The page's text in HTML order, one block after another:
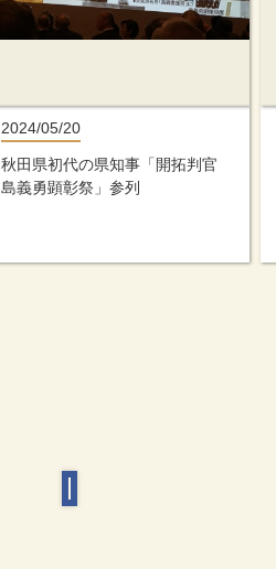
2024/05/20
秋田県初代の県知事「開拓判官
島義勇顕彰祭」参列